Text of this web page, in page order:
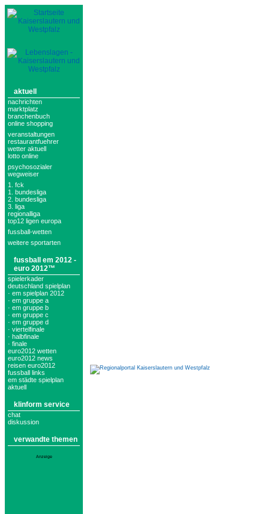
aktuell
nachrichten
marktplatz
branchenbuch
online shopping
veranstaltungen
restaurantfuehrer
wetter aktuell
lotto online
psychosozialer
wegweiser
1. fck
1. bundesliga
2. bundesliga
3. liga
regionalliga
top12 ligen europa
fussball-wetten
weitere sportarten
fussball em 2012 -
euro 2012™
spielerkader
deutschland spielplan
· em spielplan 2012
· em gruppe a
· em gruppe b
· em gruppe c
· em gruppe d
· viertelfinale
· halbfinale
· finale
euro2012 wetten
euro2012 news
reisen euro2012
fussball links
em städte spielplan
aktuell
klinform service
chat
diskussion
verwandte themen
Anzeige